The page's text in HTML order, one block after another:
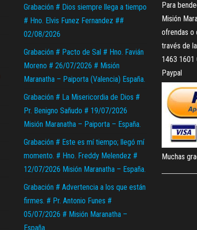
Grabación # Dios siempre llega a tiempo
# Hno. Elvis Funez Fernandez ##
02/08/2026
Grabación # Pacto de Sal # Hno. Favián
Moreno # 26/07/2026 # Misión
Maranatha – Paiporta (Valencia) España.
Grabación # La Misericordia de Dios #
Pr. Benigno Sañudo # 19/07/2026
Misión Maranatha – Paiporta – España.
Grabación # Este es mí tiempo; llegó mí
momento. # Hno. Freddy Melendez #
12/07/2026 Misión Maranatha – España.
Grabación # Advertencia a los que están
firmes. # Pr. Antonio Funes #
05/07/2026 # Misión Maranatha –
España.
Para
Misión
ofrendas o
través de
1463 1601
Paypal
Muchas